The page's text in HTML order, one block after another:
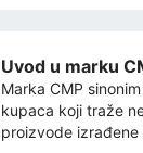
Uvod u marku
Marka CMP
kupaca koji traže
proizvode